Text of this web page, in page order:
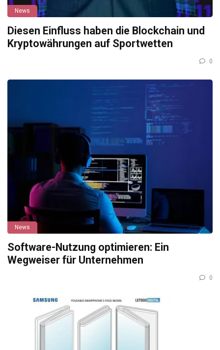
News
Diesen Einfluss haben die Blockchain und
Kryptowährungen auf Sportwetten
0
News
Software-Nutzung optimieren: Ein
Wegweiser für Unternehmen
0